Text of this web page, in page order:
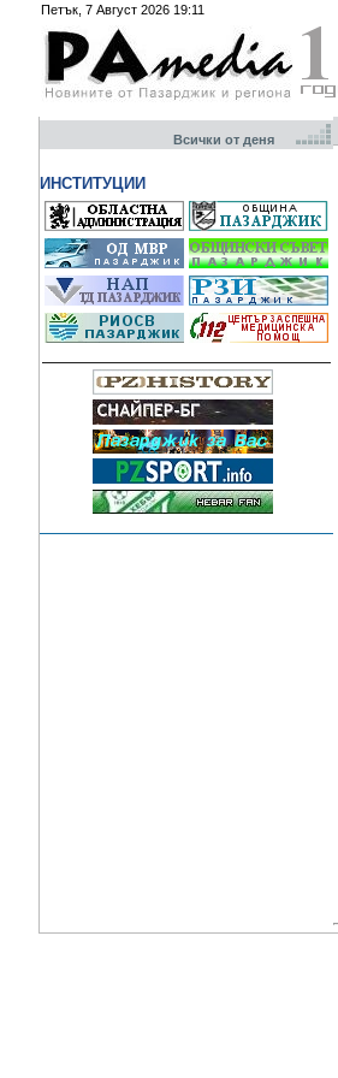
Петък, 7 Август 2026 19:11
Всички от деня
ИНСТИТУЦИИ